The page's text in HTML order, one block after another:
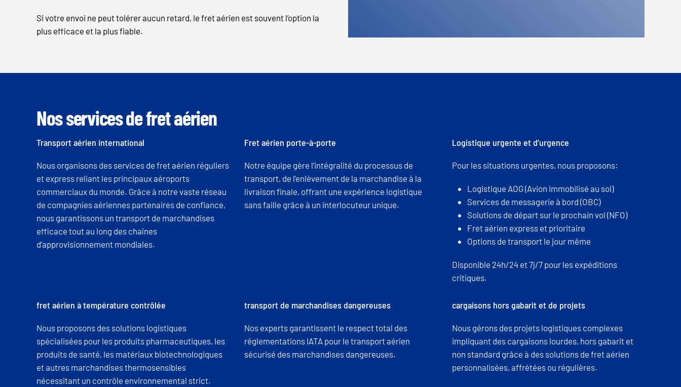
Si votre envoi ne peut tolérer aucun retard, le fret aérien est souvent l’option la
plus efficace et la plus fiable.
Nos services de fret aérien
Transport aérien international
Nous organisons des services de fret aérien réguliers
et express reliant les principaux aéroports
commerciaux du monde. Grâce à notre vaste réseau
de compagnies aériennes partenaires de confiance,
nous garantissons un transport de marchandises
efficace tout au long des chaînes
d’approvisionnement mondiales.
Fret aérien porte-à-porte
Notre équipe gère l’intégralité du processus de
transport, de l’enlèvement de la marchandise à la
livraison finale, offrant une expérience logistique
sans faille grâce à un interlocuteur unique.
Logistique urgente et d’urgence
Pour les situations urgentes, nous proposons:
Logistique AOG (Avion immobilisé au sol)
Services de messagerie à bord (OBC)
Solutions de départ sur le prochain vol (NFO)
Fret aérien express et prioritaire
Options de transport le jour même
Disponible 24h/24 et 7j/7 pour les expéditions
critiques.
fret aérien à température contrôlée
Nous proposons des solutions logistiques
spécialisées pour les produits pharmaceutiques, les
produits de santé, les matériaux biotechnologiques
et autres marchandises thermosensibles
nécessitant un contrôle environnemental strict.
transport de marchandises dangereuses
Nos experts garantissent le respect total des
réglementations IATA pour le transport aérien
sécurisé des marchandises dangereuses.
cargaisons hors gabarit et de projets
Nous gérons des projets logistiques complexes
impliquant des cargaisons lourdes, hors gabarit et
non standard grâce à des solutions de fret aérien
personnalisées, affrétées ou régulières.